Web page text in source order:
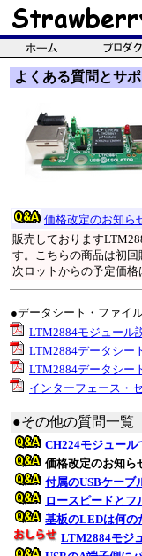
よくある質問とサ
価格改定のお知ら
販売しております
す。こちらの商品は初回
次ロットからの予定価
●データシート・ファイ
LTM2884モジュール
LTM2884データシー
LTM2884データシー
インターフェース・
●その他の質問一覧
CH224モジュール
価格改定のお知ら
付属のUSBケーブ
ロースピードとフ
基板のLEDは何の
LTM2884モジ